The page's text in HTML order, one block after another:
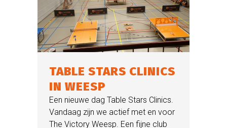
TABLE STARS CLINICS
IN WEESP
Een nieuwe dag Table Stars Clinics.
Vandaag zijn we actief met en voor
The Victory Weesp. Een fijne club